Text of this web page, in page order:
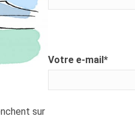
sur
Votre e-mail*